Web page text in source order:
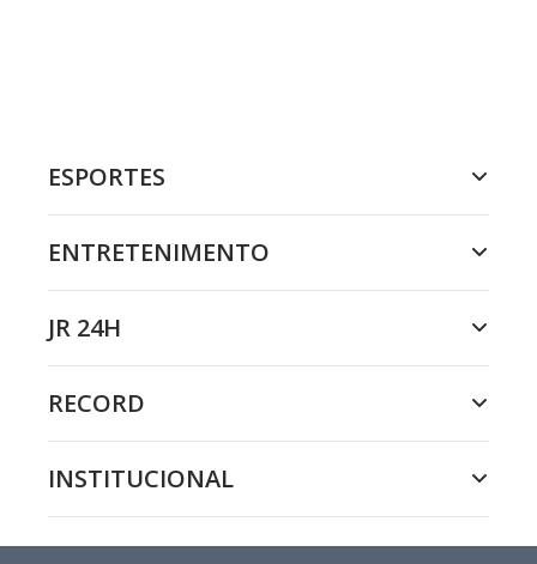
ESPORTES
ENTRETENIMENTO
JR 24H
RECORD
INSTITUCIONAL